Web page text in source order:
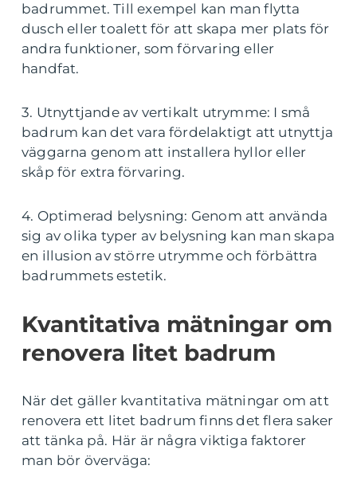
badrummet. Till exempel kan man flytta
dusch eller toalett för att skapa mer plats för
andra funktioner, som förvaring eller
handfat.
3. Utnyttjande av vertikalt utrymme: I små
badrum kan det vara fördelaktigt att utnyttja
väggarna genom att installera hyllor eller
skåp för extra förvaring.
4. Optimerad belysning: Genom att använda
sig av olika typer av belysning kan man skapa
en illusion av större utrymme och förbättra
badrummets estetik.
Kvantitativa mätningar om
renovera litet badrum
När det gäller kvantitativa mätningar om att
renovera ett litet badrum finns det flera saker
att tänka på. Här är några viktiga faktorer
man bör överväga: